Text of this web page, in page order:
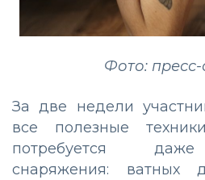
Фото:
За две недели
все полезные
потребуется
снаряжения: ватных